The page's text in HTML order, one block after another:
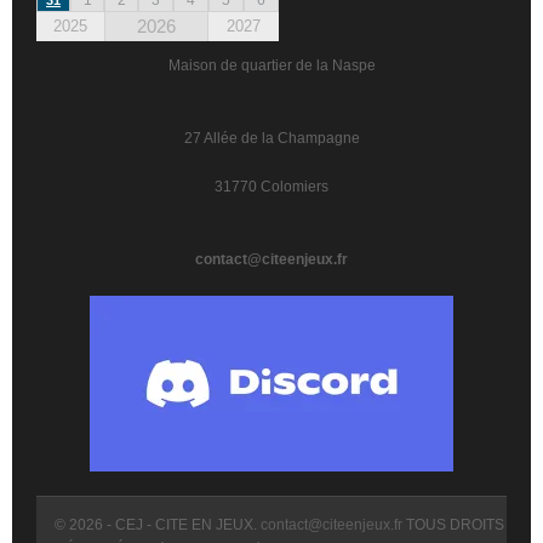
2025 2026 2027
Maison de quartier de la Naspe
27 Allée de la Champagne
31770 Colomiers
contact@citeenjeux.fr
© 2026 - CEJ - CITE EN JEUX. contact@citeenjeux.fr TOUS DROITS